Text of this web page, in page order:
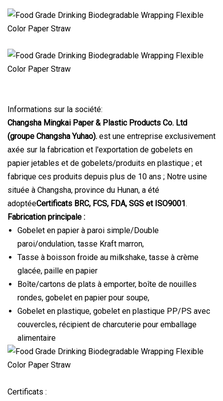
Informations sur la société:
Changsha Mingkai Paper & Plastic Products Co. Ltd
(groupe Changsha Yuhao). est une entreprise exclusivement
axée sur la fabrication et l'exportation de gobelets en
papier jetables et de gobelets/produits en plastique ; et
fabrique ces produits depuis plus de 10 ans ; Notre usine
située à Changsha, province du Hunan, a été
adoptéeCertificats BRC, FCS, FDA, SGS et ISO9001.
Fabrication principale :
Gobelet en papier à paroi simple/Double
paroi/ondulation, tasse Kraft marron,
Tasse à boisson froide au milkshake, tasse à crème
glacée, paille en papier
Boîte/cartons de plats à emporter, boîte de nouilles
rondes, gobelet en papier pour soupe,
Gobelet en plastique, gobelet en plastique PP/PS avec
couvercles, récipient de charcuterie pour emballage
alimentaire
Certificats :